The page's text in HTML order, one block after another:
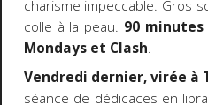
charisme impeccable. Gros
colle à la peau. 90
Mondays et Clash.
Vendredi dernier, virée à
séance de dédicaces en